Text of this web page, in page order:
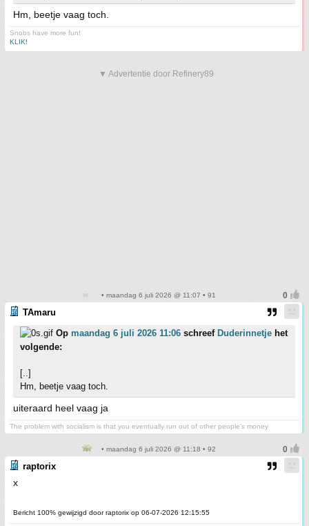
Hm, beetje vaag toch.
Snobs have more fun!
KLIK!
▼ Advertentie door Refinery89
• maandag 6 juli 2026 @ 11:07 • 91
TAmaru
Op maandag 6 juli 2026 11:06 schreef Duderinnetje het
volgende:
[..]
Hm, beetje vaag toch.
uiteraard heel vaag ja
The problem with socialism is that you eventually run out of other people's money
• maandag 6 juli 2026 @ 11:18 • 92
raptorix
x
Bericht 100% gewijzigd door raptorix op 06-07-2026 12:15:55